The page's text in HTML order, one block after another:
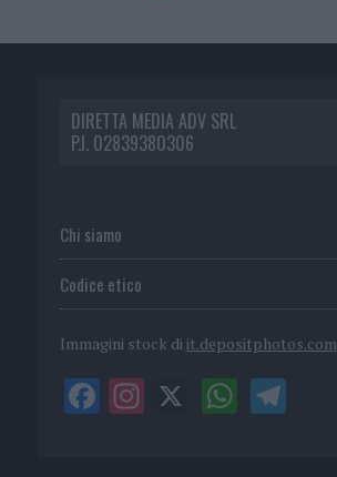
DIRETTA MEDIA ADV SRL
P.I. 02839380306
Chi siamo
Codice etico
Immagini stock di it.depositphotos.com